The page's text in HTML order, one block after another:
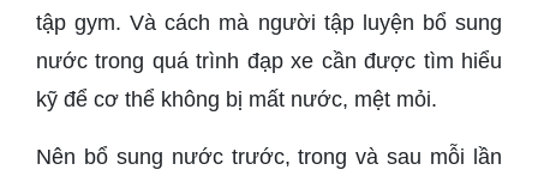
tập gym. Và cách mà người tập luyện bổ sung
nước trong quá trình đạp xe cần được tìm hiểu
kỹ để cơ thể không bị mất nước, mệt mỏi.
Nên bổ sung nước trước, trong và sau mỗi lần